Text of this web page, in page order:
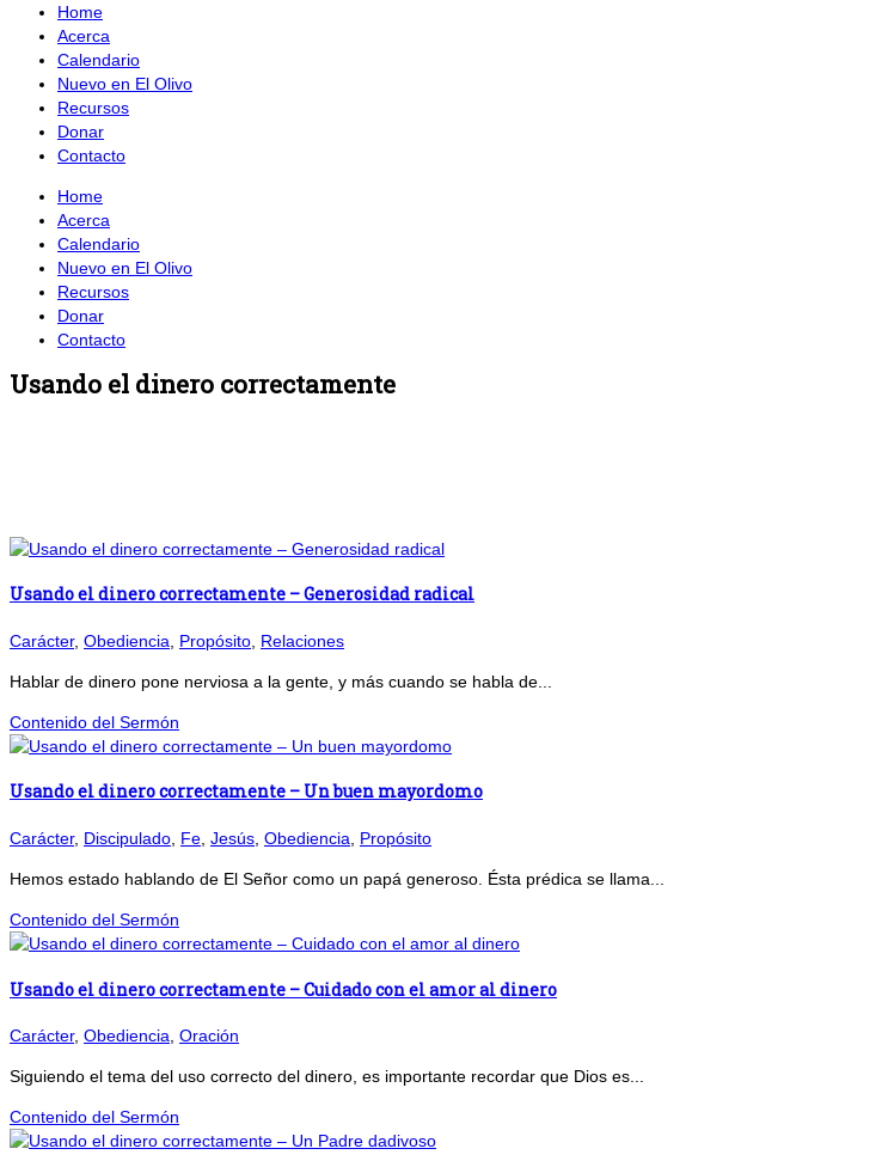
Home
Acerca
Calendario
Nuevo en El Olivo
Recursos
Donar
Contacto
Home
Acerca
Calendario
Nuevo en El Olivo
Recursos
Donar
Contacto
Usando el dinero correctamente
Usando el dinero correctamente – Generosidad radical
Carácter, Obediencia Propósito Relaciones
Hablar de dinero pone nerviosa a la gente, y más cuando se habla de...
Contenido del Sermón
Usando el dinero correctamente – Un buen mayordomo
Carácter, Discipulado Fe Jesús Obediencia Propósito
Hemos estado hablando de El Señor como un papá generoso. Ésta prédica se llama...
Contenido del Sermón
Usando el dinero correctamente – Cuidado con el amor al dinero
Carácter, Obediencia Oración
Siguiendo el tema del uso correcto del dinero, es importante recordar que Dios es...
Contenido del Sermón